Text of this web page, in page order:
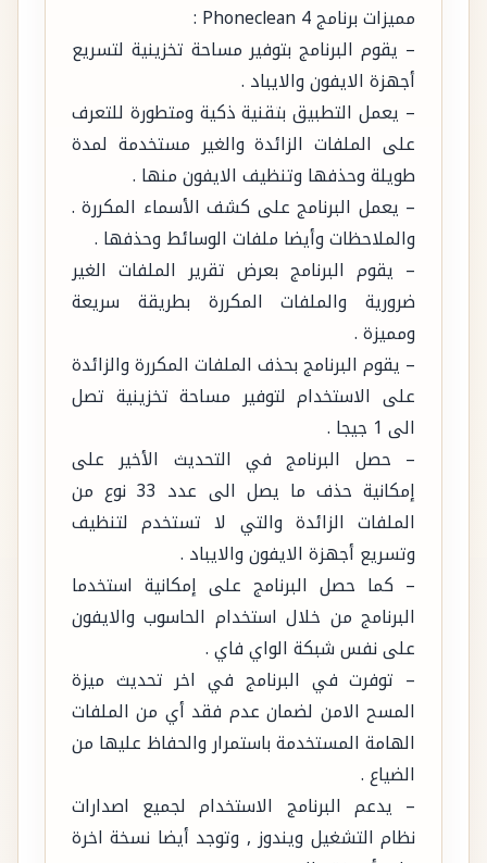
مميزات برنامج Phoneclean 4 :
– يقوم البرنامج بتوفير مساحة تخزينية لتسريع
أجهزة الايفون والايباد .
– يعمل التطبيق بتقنية ذكية ومتطورة للتعرف
على الملفات الزائدة والغير مستخدمة لمدة
طويلة وحذفها وتنظيف الايفون منها .
– يعمل البرنامج على كشف الأسماء المكررة .
والملاحظات وأيضا ملفات الوسائط وحذفها .
– يقوم البرنامج بعرض تقرير الملفات الغير
ضرورية والملفات المكررة بطريقة سريعة
ومميزة .
– يقوم البرنامج بحذف الملفات المكررة والزائدة
على الاستخدام لتوفير مساحة تخزينية تصل
الى 1 جيجا .
– حصل البرنامج في التحديث الأخير على
إمكانية حذف ما يصل الى عدد 33 نوع من
الملفات الزائدة والتي لا تستخدم لتنظيف
وتسريع أجهزة الايفون والايباد .
– كما حصل البرنامج على إمكانية استخدما
البرنامج من خلال استخدام الحاسوب والايفون
على نفس شبكة الواي فاي .
– توفرت في البرنامج في اخر تحديث ميزة
المسح الامن لضمان عدم فقد أي من الملفات
الهامة المستخدمة باستمرار والحفاظ عليها من
الضياع .
– يدعم البرنامج الاستخدام لجميع اصدارات
نظام التشغيل ويندوز , وتوجد أيضا نسخة اخرة